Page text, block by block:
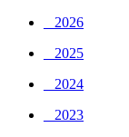
_ 2026
_ 2025
_ 2024
_ 2023